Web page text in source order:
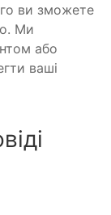
ви зможете
Ми
або
ваші